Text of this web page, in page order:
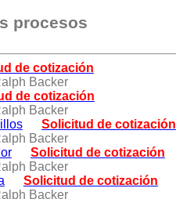
procesos
de cotización
Backer
de cotización
Backer
Solicitud de cotización
Backer
Solicitud de cotización
Backer
Solicitud de cotización
Backer